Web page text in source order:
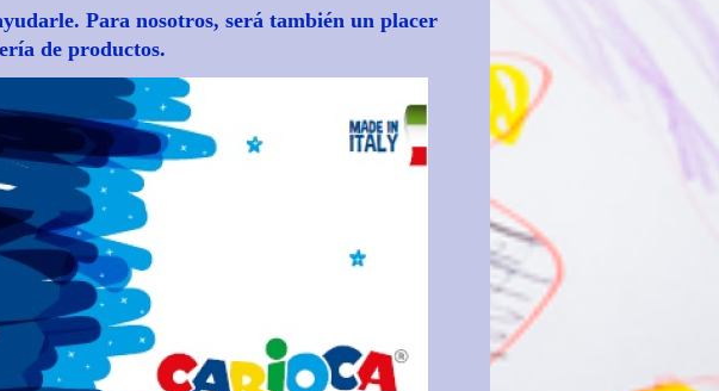
Para nosotros, será también un placer
de productos.